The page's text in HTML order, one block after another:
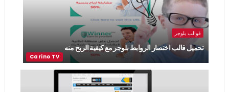
قوالب بلوجر
تحميل قالب اختصار الروابط بلوجر مع كيفية الربح منه